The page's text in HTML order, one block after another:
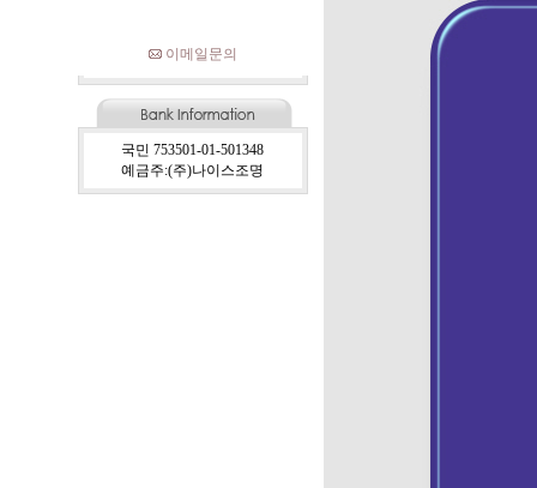
이메일문의
국민 753501-01-501348
예금주:(주)나이스조명